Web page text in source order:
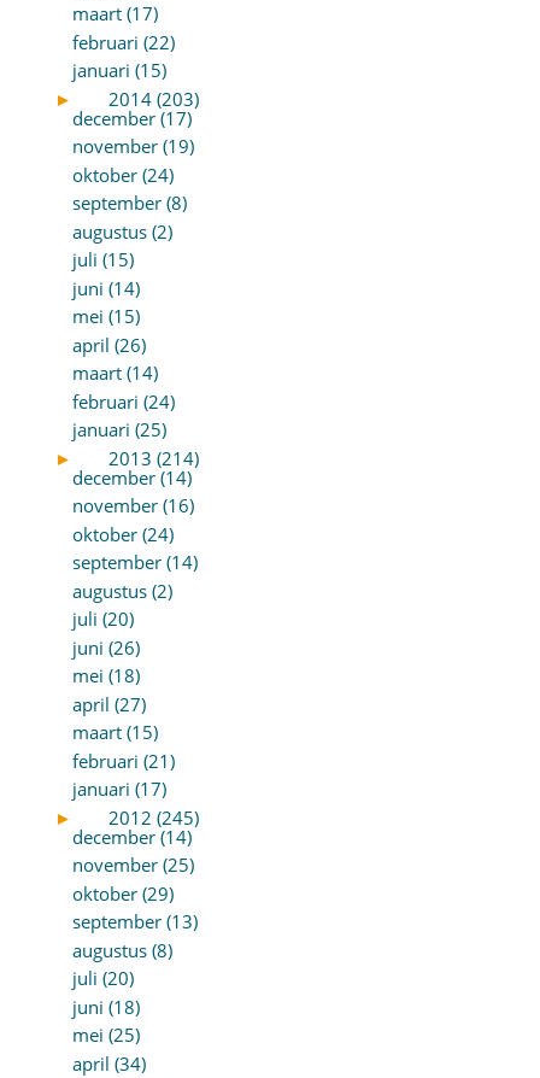
maart (17)
februari (22)
januari (15)
►
2014 (203)
december (17)
november (19)
oktober (24)
september (8)
augustus (2)
juli (15)
juni (14)
mei (15)
april (26)
maart (14)
februari (24)
januari (25)
►
2013 (214)
december (14)
november (16)
oktober (24)
september (14)
augustus (2)
juli (20)
juni (26)
mei (18)
april (27)
maart (15)
februari (21)
januari (17)
►
2012 (245)
december (14)
november (25)
oktober (29)
september (13)
augustus (8)
juli (20)
juni (18)
mei (25)
april (34)